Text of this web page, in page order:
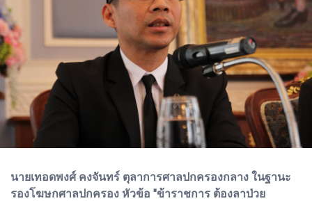
นายเทอดพงศ์ คงจันทร์ ตุลาการศาลปกครองกลาง ในฐานะ
รองโฆษกศาลปกครอง หัวข้อ "ข้าราชการ ต้องลาป่วย